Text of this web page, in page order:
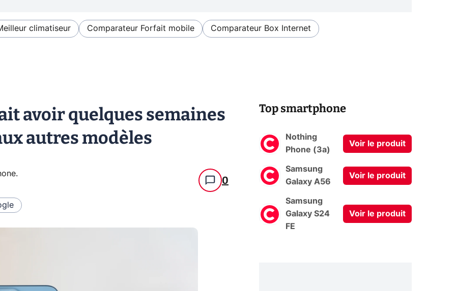
climatiseur Comparateur Forfait mobile Comparateur Box Internet
avoir quelques semaines
autres modèles
.
0
Top smartphone
Nothing
Phone (3a)
Voir le produit
Samsung
Galaxy A56
Voir le produit
Samsung
Galaxy S24
FE
Voir le produit